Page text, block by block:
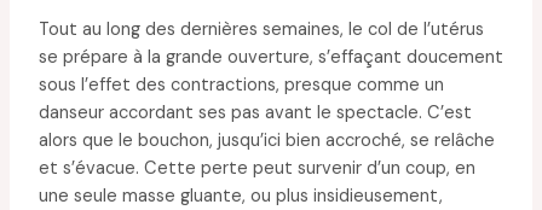
Tout au long des dernières semaines, le col de l’utérus
se prépare à la grande ouverture, s’effaçant doucement
sous l’effet des contractions, presque comme un
danseur accordant ses pas avant le spectacle. C’est
alors que le bouchon, jusqu’ici bien accroché, se relâche
et s’évacue. Cette perte peut survenir d’un coup, en
une seule masse gluante, ou plus insidieusement,